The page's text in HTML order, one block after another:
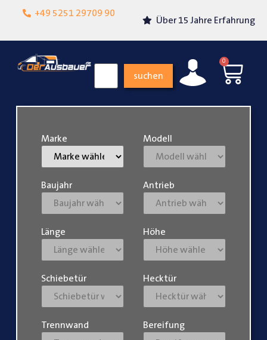
+49 5251 29709 90
Lokalgeschäft in
Über 15 Jahre Erfahrung
suchen
0
Marke Modell
Baujahr Antrieb
Länge Höhe
Schiebetür Hecktür
Trennwand Bereifung